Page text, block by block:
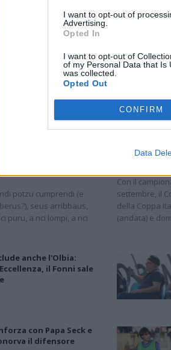
I want to opt-out of
Advertising.
Opted In
I want to opt-out of
of my Personal Data that Is
was collected.
Opted Out
CONFIRM
Data
est
giòvunus o is
funt sèmpiri sa
rosa?
potzu cumprendi (e
seus arribbaus,
puru, a nci lompi, a nci
Coppa
finale con
Con il
settembre, il
della Coppa
(andata) e
anche l'Olbia:
il Fonni sale
con Papa Seck e
il difensore